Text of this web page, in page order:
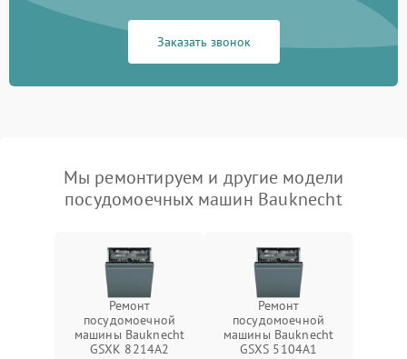
Заказать звонок
Мы ремонтируем и другие модели
посудомоечных машин Bauknecht
Ремонт
посудомоечной
машины Bauknecht
GSXK 8214A2
Ремонт
посудомоечной
машины Bauknecht
GSXS 5104A1